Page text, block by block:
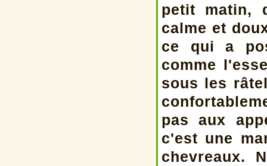
petit matin,
calme et
ce qui a
comme
sous les
pas aux
c'est une
chevreaux.